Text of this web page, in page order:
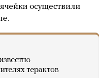
осуществили
терактов